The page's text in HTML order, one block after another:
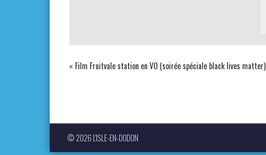
« Film Fruitvale station en VO (soirée spéciale black lives matter)
© 2026 L'ISLE-EN-DODON